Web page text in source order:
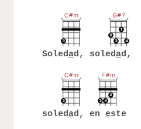
Soledad, soledad,
soledad, en este